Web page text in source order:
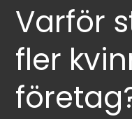
Varför
fler